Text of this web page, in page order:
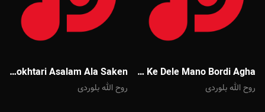
Javad Moghadam To Ke Dele Mano Bordi Agha
روح الله بلوردی
Mehdi Mokhtari Asalam Ala Saken
روح الله بلوردی